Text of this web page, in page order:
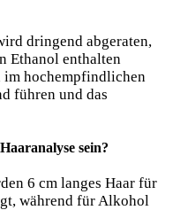
dringend abgeraten,
Ethanol enthalten
im hochempfindlichen
führen und das
sein?
6 cm langes Haar für
während für Alkohol